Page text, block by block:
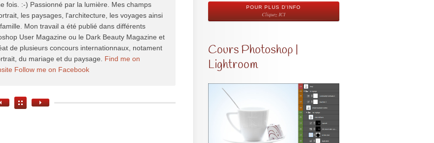
fois. :-) Passionné par la lumière. Mes champs
les paysages, l'architecture, les voyages ainsi
Mon travail a été publié dans différents
User Magazine ou le Dark Beauty Magazine et
de plusieurs concours internationnaux, notament
du mariage et du paysage. Find me on
Follow me on Facebook
POUR PLUS D'INFO
Cliquez ICI
Cours Photoshop |
Lightroom